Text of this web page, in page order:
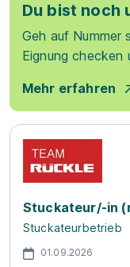
Du bist noch
Geh auf Nummer
Eignung checken
Mehr erfahren
Stuckateur/-in
Stuckateurbetrieb
01.09.2026